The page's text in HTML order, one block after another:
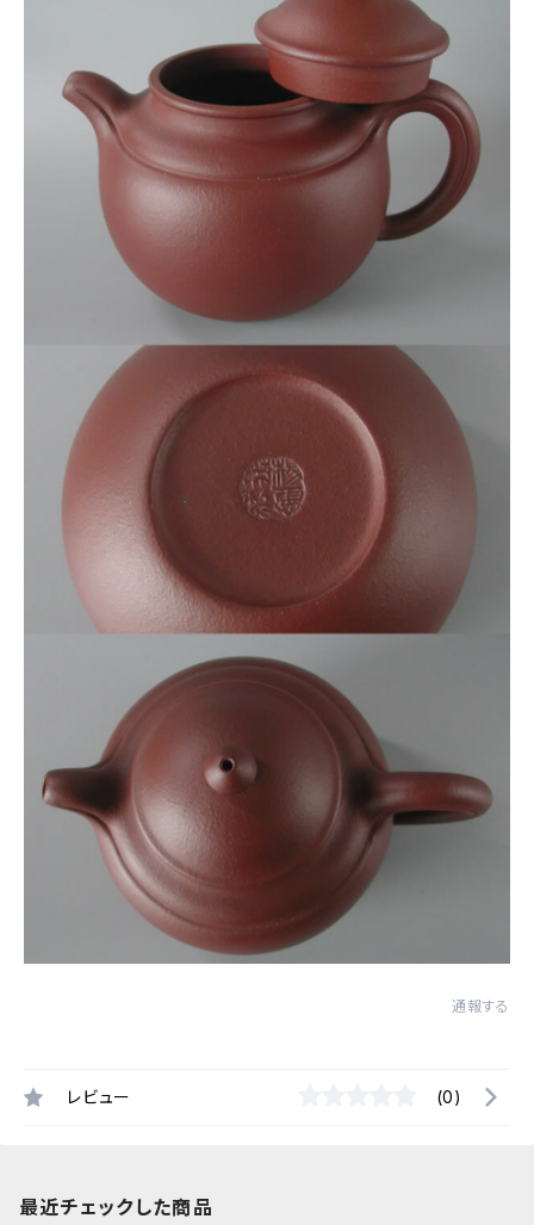
通報する
レビュー (0)
最近チェックした商品